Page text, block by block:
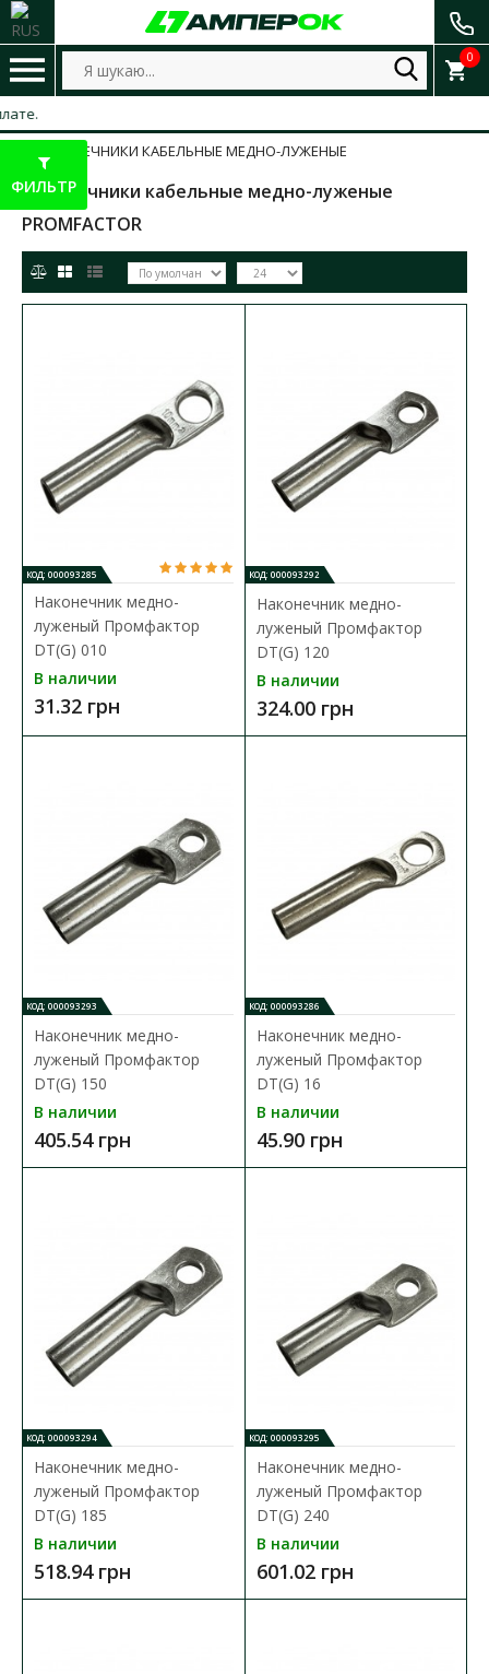
0
НАКОНЕЧНИКИ КАБЕЛЬНЫЕ МЕДНО-ЛУЖЕНЫЕ
Наконечники кабельные медно-луженые
PROMFACTOR
Доступность: В наличии
Кабельный наконечник Промфактор серии
DT(G) представляет собой специальный элемент, который
предназн..
31.32 грн
В КОРЗИНУ
В сравнения
КОД: 000093285
Наконечник медно-
луженый Промфактор
DT(G) 010
В наличии
31.32 грн
КОД: 000093292
Наконечник медно-
луженый Промфактор
DT(G) 120
В наличии
324.00 грн
КОД: 000093293
Наконечник медно-
луженый Промфактор
DT(G) 150
В наличии
405.54 грн
КОД: 000093286
Наконечник медно-
луженый Промфактор
DT(G) 16
В наличии
45.90 грн
КОД: 000093294
Наконечник медно-
луженый Промфактор
DT(G) 185
В наличии
518.94 грн
КОД: 000093295
Наконечник медно-
луженый Промфактор
DT(G) 240
В наличии
601.02 грн
ФИЛЬТР